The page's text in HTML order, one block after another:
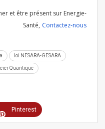
et être présent sur Energie-
Santé, Contactez-nous
loi NESARA-GESARA
Quantique
Pinterest